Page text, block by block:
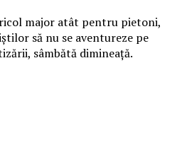
major atât pentru pietoni,
să nu se aventureze pe
sâmbătă dimineață.